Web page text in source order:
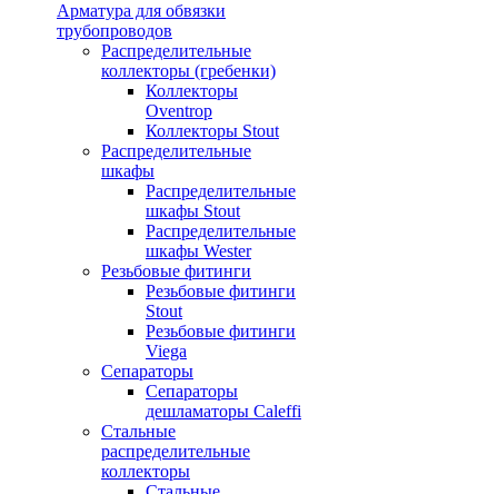
Арматура для обвязки
трубопроводов
Распределительные
коллекторы (гребенки)
Коллекторы
Oventrop
Коллекторы Stout
Распределительные
шкафы
Распределительные
шкафы Stout
Распределительные
шкафы Wester
Резьбовые фитинги
Резьбовые фитинги
Stout
Резьбовые фитинги
Viega
Сепараторы
Сепараторы
дешламаторы Caleffi
Стальные
распределительные
коллекторы